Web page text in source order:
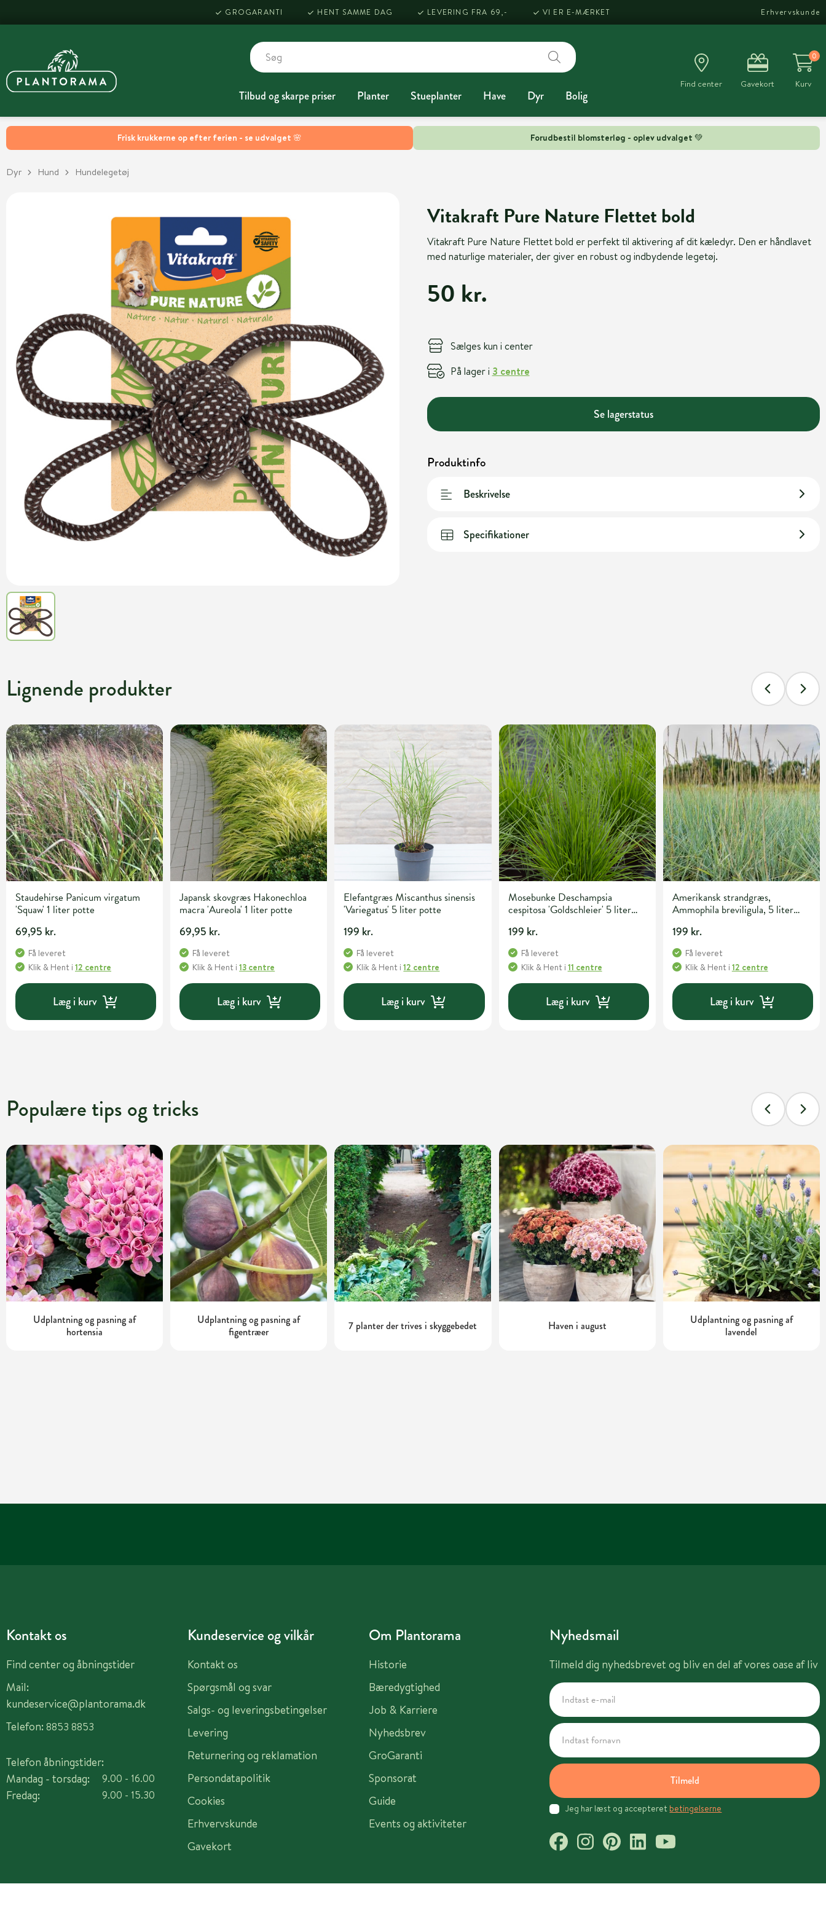
Frisk krukkerne op efter ferien - se udvalget 🌸 Forudbestil blomsterløg - oplev udvalget 💚
GROGARANTI HENT SAMME DAG LEVERING FRA 69,- VI ER E-MÆRKET Erhvervskunde
Tilbud og skarpe priser Planter Stueplanter Have Dyr Bolig
Find center Gavekort
0
Kurv
Dyr Hund Hundelegetøj
Vitakraft Pure Nature Flettet bold
Vitakraft Pure Nature Flettet bold er perfekt til aktivering af dit kæledyr. Den er håndlavet
med naturlige materialer, der giver en robust og indbydende legetøj.
50 kr.
Sælges kun i center
På lager i 3 centre
Se lagerstatus
Produktinfo
Beskrivelse
Specifikationer
Lignende produkter
Staudehirse Panicum virgatum
'Squaw' 1 liter potte
69,95 kr.
Få leveret
Klik & Hent i 12 centre
Læg i kurv
Japansk skovgræs Hakonechloa
macra 'Aureola' 1 liter potte
69,95 kr.
Få leveret
Klik & Hent i13 centre
Læg i kurv
Elefantgræs Miscanthus sinensis
'Variegatus' 5 liter potte
199 kr.
Få leveret
Klik & Hent i12 centre
Læg i kurv
Mosebunke Deschampsia
cespitosa 'Goldschleier' 5 liter
199 kr.
Få leveret
Klik & Hent i 11 centre
Læg i kurv
Amerikansk strandgræs,
Ammophila breviligula, 5 liter
199 kr.
Få leveret
Klik & Hent i 12 centre
Læg i kurv
Populære tips og tricks
Udplantning og pasning af
hortensia
Udplantning og pasning af
figentræer
7 planter der trives i skyggebedet Haven i august
Udplantning og pasning af
lavendel
Kontakt os
Find center og åbningstider
Mail:
kundeservice@plantorama.dk
Telefon: 8853 8853
Telefon åbningstider:
Mandag - torsdag:
Fredag:
9.00 - 16.00
9.00 - 15.30
Kundeservice og vilkår
Kontakt os
Spørgsmål og svar
Salgs- og leveringsbetingelser
Levering
Returnering og reklamation
Persondatapolitik
Cookies
Erhvervskunde
Gavekort
Om Plantorama
Historie
Bæredygtighed
Job & Karriere
Nyhedsbrev
GroGaranti
Sponsorat
Guide
Events og aktiviteter
Nyhedsmail
Tilmeld dig nyhedsbrevet og bliv en del af vores oase af liv
Tilmeld
Jeg har læst og accepteret betingelserne